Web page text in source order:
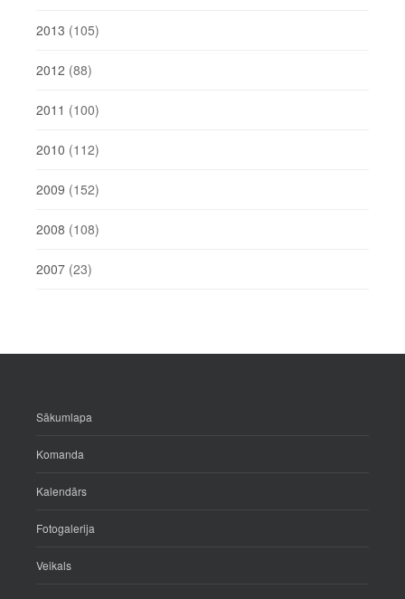
2013 (105)
2012 (88)
2011 (100)
2010 (112)
2009 (152)
2008 (108)
2007 (23)
Sākumlapa
Komanda
Kalendārs
Fotogalerija
Veikals